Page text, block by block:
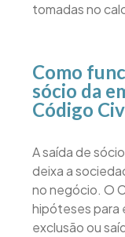
tomadas no
Como
sócio da
Código
A saída de
deixa a
no negócio. O
hipóteses para
exclusão ou